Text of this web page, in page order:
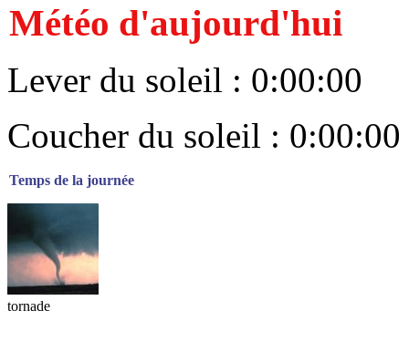
Météo d'aujourd'hui
Lever du soleil : 0:00:00
Coucher du soleil : 0:00:00
Temps de la journée
tornade